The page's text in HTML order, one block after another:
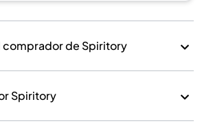
de Spiritory
Spiritory